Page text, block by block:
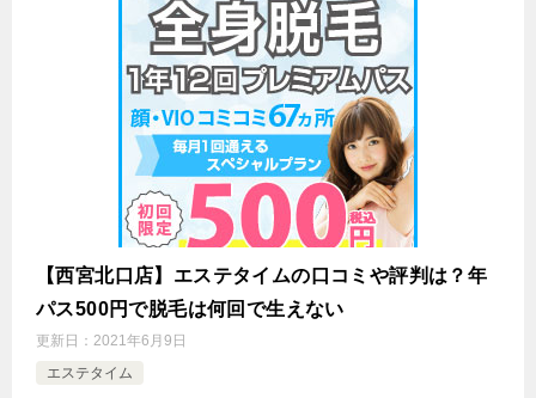
【西宮北口店】エステタイムの口コミや評判は？年
パス500円で脱毛は何回で生えない
更新日： 2021年6月9日
エステタイム